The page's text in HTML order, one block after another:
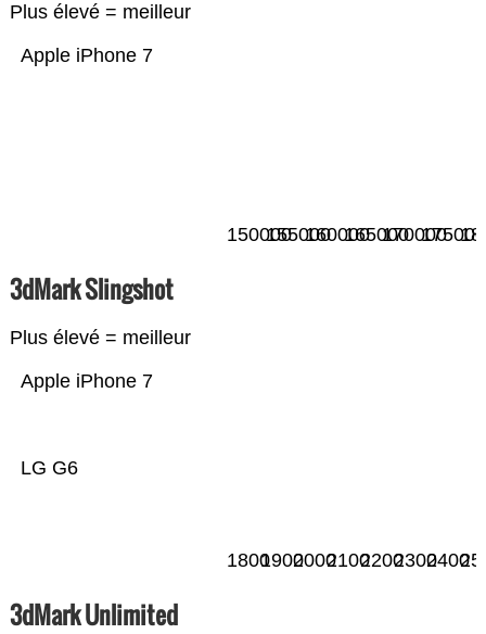
Plus élevé = meilleur
Apple iPhone 7
150000155000160000165000170000175000
3dMark Slingshot
Plus élevé = meilleur
LG G6
Apple iPhone 7
1800190020002100220023002400
3dMark Unlimited